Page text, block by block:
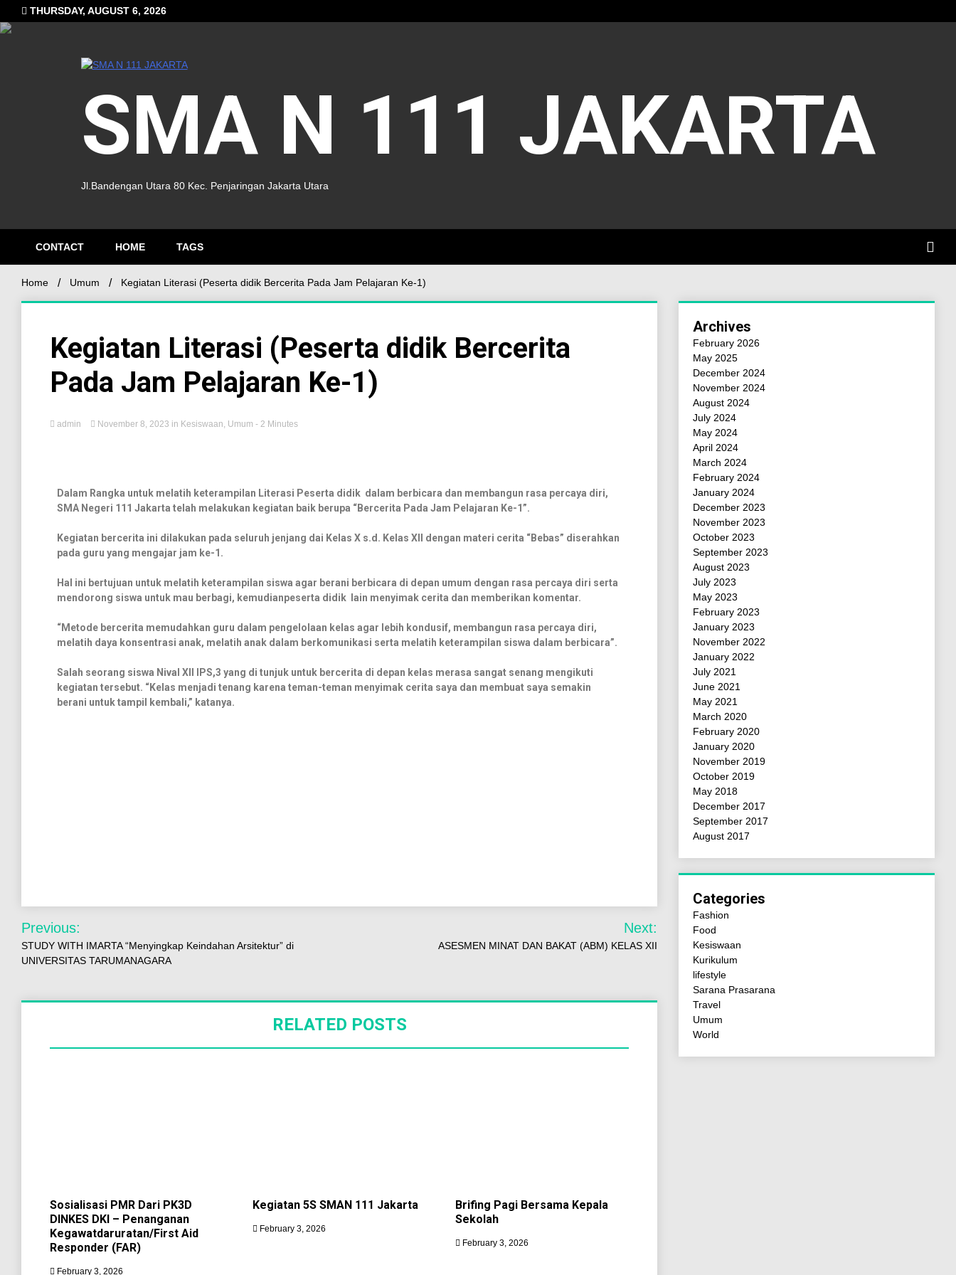
THURSDAY, AUGUST 6, 2026
SMA N 111 JAKARTA
Jl.Bandengan Utara 80 Kec. Penjaringan Jakarta Utara
CONTACT HOME TAGS
Home Umum Kegiatan Literasi (Peserta didik Bercerita Pada Jam Pelajaran Ke-1)
Kegiatan Literasi (Peserta didik Bercerita
Pada Jam Pelajaran Ke-1)
admin November 8, 2023 in Kesiswaan, Umum - 2 Minutes
Dalam Rangka untuk melatih keterampilan Literasi Peserta didik dalam berbicara dan membangun rasa percaya diri,
SMA Negeri 111 Jakarta telah melakukan kegiatan baik berupa “Bercerita Pada Jam Pelajaran Ke-1”.
Kegiatan bercerita ini dilakukan pada seluruh jenjang dai Kelas X s.d. Kelas XII dengan materi cerita “Bebas” diserahkan
pada guru yang mengajar jam ke-1.
Hal ini bertujuan untuk melatih keterampilan siswa agar berani berbicara di depan umum dengan rasa percaya diri serta
mendorong siswa untuk mau berbagi, kemudianpeserta didik lain menyimak cerita dan memberikan komentar.
“Metode bercerita memudahkan guru dalam pengelolaan kelas agar lebih kondusif, membangun rasa percaya diri,
melatih daya konsentrasi anak, melatih anak dalam berkomunikasi serta melatih keterampilan siswa dalam berbicara”.
Salah seorang siswa Nival XII IPS,3 yang di tunjuk untuk bercerita di depan kelas merasa sangat senang mengikuti
kegiatan tersebut. “Kelas menjadi tenang karena teman-teman menyimak cerita saya dan membuat saya semakin
berani untuk tampil kembali,” katanya.
Previous:
STUDY WITH IMARTA “Menyingkap Keindahan Arsitektur” di
UNIVERSITAS TARUMANAGARA
Next:
ASESMEN MINAT DAN BAKAT (ABM) KELAS XII
RELATED POSTS
Sosialisasi PMR Dari PK3D
DINKES DKI – Penanganan
Kegawatdaruratan/First Aid
Responder (FAR)
February 3, 2026
Kegiatan 5S SMAN 111 Jakarta
February 3, 2026
Brifing Pagi Bersama Kepala
Sekolah
February 3, 2026
Archives
February 2026
May 2025
December 2024
November 2024
August 2024
July 2024
May 2024
April 2024
March 2024
February 2024
January 2024
December 2023
November 2023
October 2023
September 2023
August 2023
July 2023
May 2023
February 2023
January 2023
November 2022
January 2022
July 2021
June 2021
May 2021
March 2020
February 2020
January 2020
November 2019
October 2019
May 2018
December 2017
September 2017
August 2017
Categories
Fashion
Food
Kesiswaan
Kurikulum
lifestyle
Sarana Prasarana
Travel
Umum
World